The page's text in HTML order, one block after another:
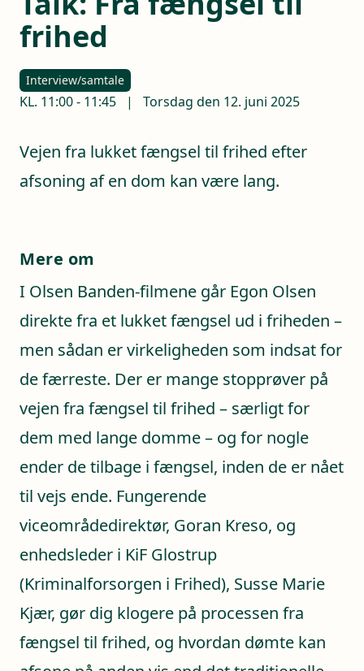
frihed
Interview/samtale
KL. 11:00- 11:45 | Torsdag den 12. juni 2025
Vejen fra lukket fængsel til frihed efter
afsoning af en dom kan være lang.
Mere om
I Olsen Banden-filmene går Egon Olsen
direkte fra et lukket fængsel ud i friheden –
men sådan er virkeligheden som indsat for
de færreste. Der er mange stopprøver på
vejen fra fængsel til frihed – særligt for
dem med lange domme – og for nogle
ender de tilbage i fængsel, inden de er nået
til vejs ende. Fungerende
viceområdedirektør, Goran Kreso, og
enhedsleder i KiF Glostrup
(Kriminalforsorgen i Frihed), Susse Marie
Kjær, gør dig klogere på processen fra
fængsel til frihed, og hvordan dømte kan